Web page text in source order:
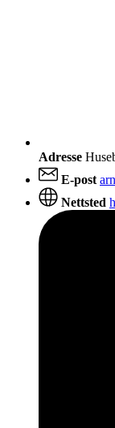
Adresse
E-post
Nettsted